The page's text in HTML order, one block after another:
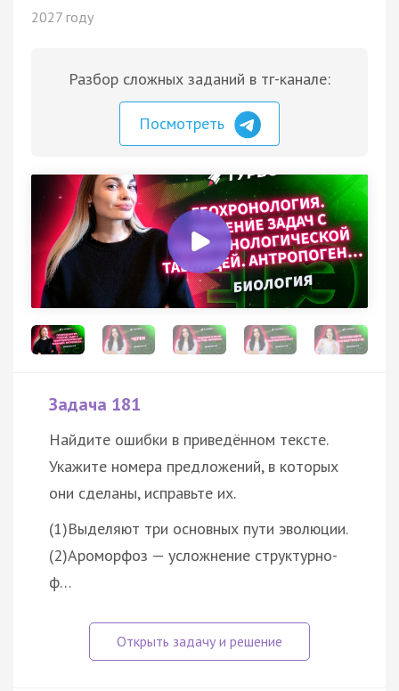
2027 году
Разбор сложных заданий в тг-канале:
Посмотреть
Задача 181
Найдите ошибки в приведённом тексте.
Укажите номера предложений, в которых
они сделаны, исправьте их.
(1)Выделяют три основных пути эволюции.
(2)Ароморфоз — усложнение структурно-
ф…